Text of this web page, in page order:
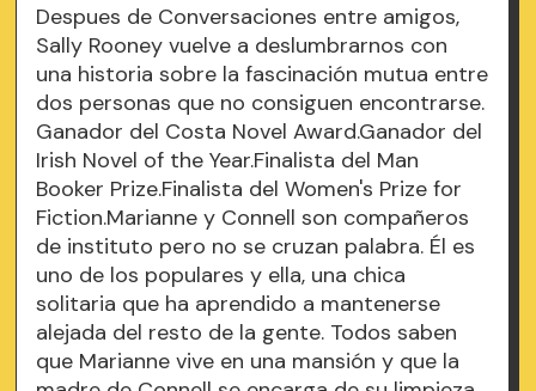
Despues de Conversaciones entre amigos,
Sally Rooney vuelve a deslumbrarnos con
una historia sobre la fascinación mutua entre
dos personas que no consiguen encontrarse.
Ganador del Costa Novel Award.Ganador del
Irish Novel of the Year.Finalista del Man
Booker Prize.Finalista del Women's Prize for
Fiction.Marianne y Connell son compañeros
de instituto pero no se cruzan palabra. Él es
uno de los populares y ella, una chica
solitaria que ha aprendido a mantenerse
alejada del resto de la gente. Todos saben
que Marianne vive en una mansión y que la